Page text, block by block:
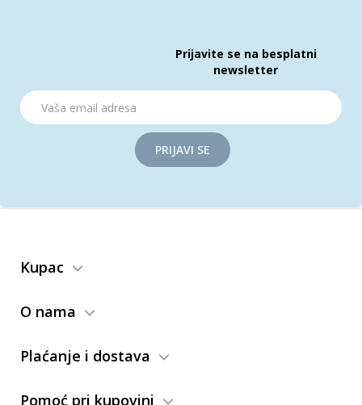
Prijavite se na besplatni
newsletter
PRIJAVI SE
Kupac
O nama
Plaćanje i dostava
Pomoć pri kupovini